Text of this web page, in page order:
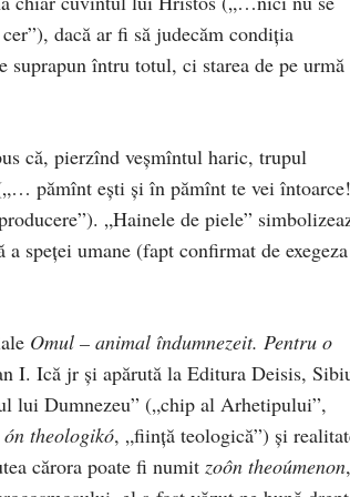
dacă ar fi să jude­căm condiţia
suprapun întru totul, ci sta­rea de pe urmă
că, pierzînd veş­­mîntul haric, trupul
pă­mînt eşti şi în pă­mînt te vei
„Hainele de piele”
a speţei umane (fapt confirmat de exegeza
Omul – animal îndumnezeit. Pentru o
I. Ică jr și apărută la Editura Deisis,
lui Dumnezeu” („chip al Arhe­tipului”,
ón theologikó, „fiinţă teologică”) şi
cărora poate fi numit zoôn theoúmenon,